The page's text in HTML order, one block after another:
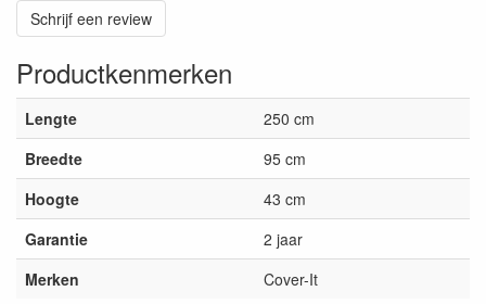
Schrijf een review
Productkenmerken
Lengte
250 cm
Breedte
95 cm
Hoogte
43 cm
Garantie
2 jaar
Merken
Cover-It